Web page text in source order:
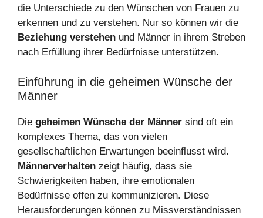
die Unterschiede zu den Wünschen von Frauen zu
erkennen und zu verstehen. Nur so können wir die
Beziehung verstehen und Männer in ihrem Streben
nach Erfüllung ihrer Bedürfnisse unterstützen.
Einführung in die geheimen Wünsche der
Männer
Die geheimen Wünsche der Männer sind oft ein
komplexes Thema, das von vielen
gesellschaftlichen Erwartungen beeinflusst wird.
Männerverhalten zeigt häufig, dass sie
Schwierigkeiten haben, ihre emotionalen
Bedürfnisse offen zu kommunizieren. Diese
Herausforderungen können zu Missverständnissen